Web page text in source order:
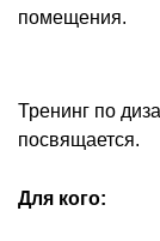
помещения.
Тренинг по
посвящается.
Для кого: